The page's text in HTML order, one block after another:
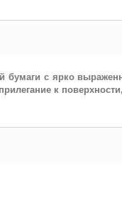
бумаги с ярко
к